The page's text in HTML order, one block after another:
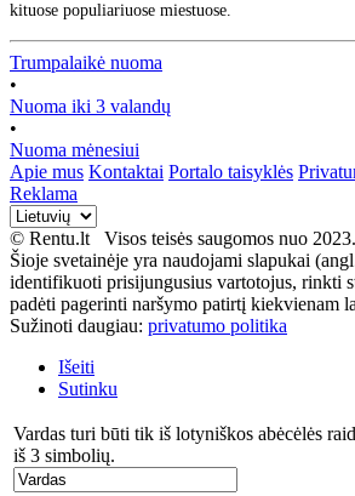
kituose populiariuose miestuose.
Trumpalaikė nuoma
•
Nuoma iki 3 valandų
•
Nuoma mėnesiui
Apie mus Kontaktai Portalo taisyklės
Reklama
© Rentu.lt Visos teisės saugomos nuo
Šioje svetainėje yra naudojami slapukai
identifikuoti prisijungusius vartotojus, rinkti
padėti pagerinti naršymo patirtį kiekvienam
Sužinoti daugiau: privatumo politika
Išeiti
Sutinku
Vardas turi būti tik iš lotyniškos abėcėlės
iš 3 simbolių.